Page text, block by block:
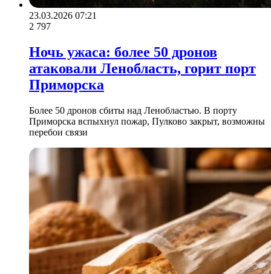
23.03.2026 07:21
2 797
Ночь ужаса: более 50 дронов
атаковали Ленобласть, горит порт
Приморска
Более 50 дронов сбиты над Ленобластью. В порту
Приморска вспыхнул пожар, Пулково закрыт, возможны
перебои связи